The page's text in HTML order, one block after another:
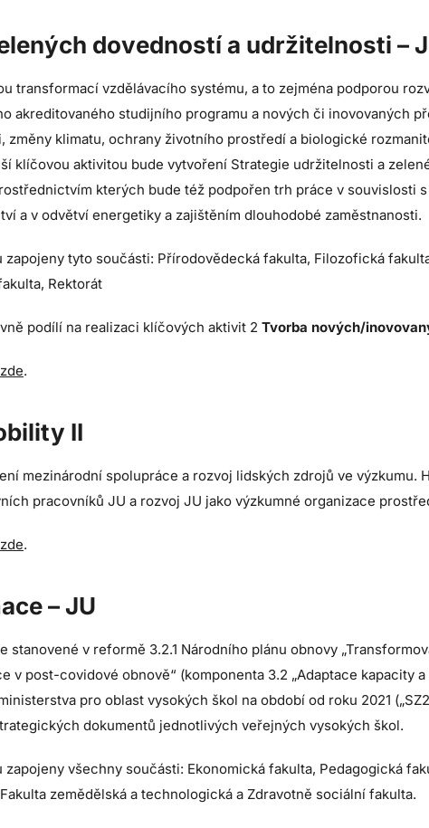
dovedností a udržitelnosti –
transformací vzdělávacího systému, a to zejména podporou
akreditovaného studijního programu a nových či inovovaných
změny klimatu, ochrany životního prostředí a biologické
klíčovou aktivitou bude vytvoření Strategie udržitelnosti a
kterých bude též podpořen trh práce v souvislosti
a v odvětví energetiky a zajištěním dlouhodobé zaměstnanosti.
tyto součásti: Přírodovědecká fakulta, Filozofická
Rektorát
podílí na realizaci klíčových aktivit 2 Tvorba nových/
zde.
II
mezinárodní spolupráce a rozvoj lidských zdrojů ve
pracovníků JU a rozvoj JU jako výzkumné organizace
zde.
– JU
stanovené v reformě 3.2.1 Národního plánu obnovy
v post-covidové obnově“ (komponenta 3.2 „Adaptace kapacity
pro oblast vysokých škol na období od roku 2021
dokumentů jednotlivých veřejných vysokých škol.
všechny součásti: Ekonomická fakulta, Pedagogická
zemědělská a technologická a Zdravotně sociální fakulta.